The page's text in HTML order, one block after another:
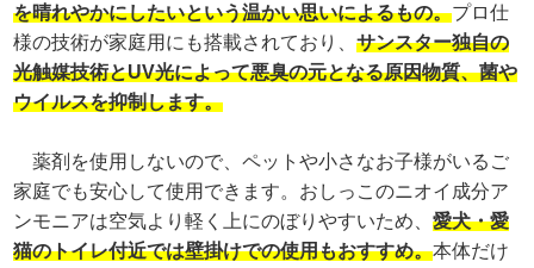
を晴れやかにしたいという温かい思いによるもの。プロ仕
様の技術が家庭用にも搭載されており、サンスター独自の
光触媒技術とUV光によって悪臭の元となる原因物質、菌や
ウイルスを抑制します。
薬剤を使用しないので、ペットや小さなお子様がいるご
家庭でも安心して使用できます。おしっこのニオイ成分ア
ンモニアは空気より軽く上にのぼりやすいため、愛犬・愛
猫のトイレ付近では壁掛けでの使用もおすすめ。本体だけ